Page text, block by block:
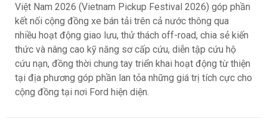
Việt Nam 2026 (Vietnam Pickup Festival 2026) góp phần
kết nối cộng đồng xe bán tải trên cả nước thông qua
nhiều hoạt động giao lưu, thử thách off-road, chia sẻ kiến
thức và nâng cao kỹ năng sơ cấp cứu, diễn tập cứu hộ
cứu nạn, đồng thời chung tay triển khai hoạt động từ thiện
tại địa phương góp phần lan tỏa những giá trị tích cực cho
cộng đồng tại nơi Ford hiện diện.